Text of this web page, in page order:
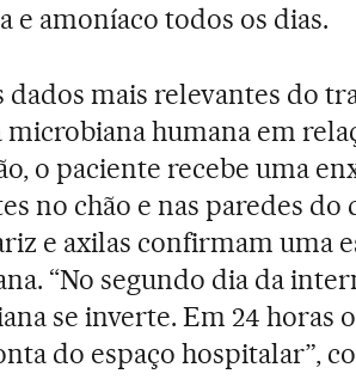
e amoníaco todos os dias.
dados mais relevantes do
humana em
o paciente recebe uma
no chão e nas paredes do
e axilas confirmam uma
“No segundo dia da
se inverte. Em 24 horas
do espaço hospitalar”,